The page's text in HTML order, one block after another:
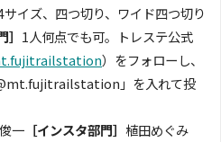
サイズ、四つ切り、ワイド四つ切り
1人何点でも可。トレステ公式
）をフォローし、
@mt.fujitrailstation」を入れて投
一 ［インスタ部門］ 植田めぐみ